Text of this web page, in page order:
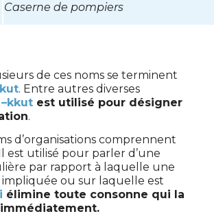
Caserne de pompiers
de ces noms se terminent
. Entre autres diverses
–kkut est utilisé pour désigner
.
d’organisations comprennent
est utilisé pour parler d’une
par rapport à laquelle une
impliquée ou sur laquelle est
élimine toute consonne qui la